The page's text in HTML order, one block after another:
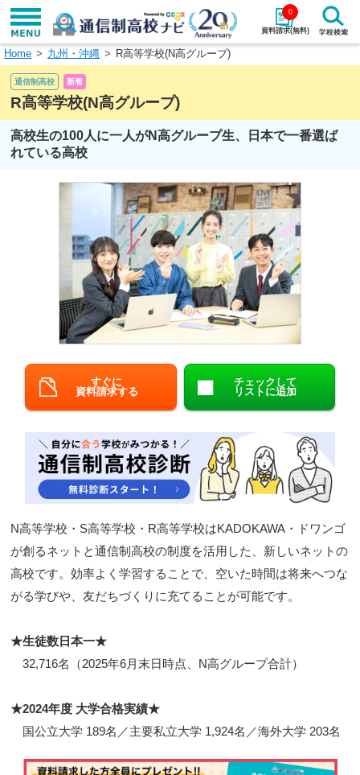
資料請求(無料)
0
学校名で探す
エリアから探す 特徴から探す
北海道・東北
北陸・甲信越
中国
九州・沖縄
閉じる
Home 九州・沖縄 R高等学校(N高グループ)
通信制高校 新着
R高等学校(N高グループ)
高校生の100人に一人がN高グループ生、日本で一番選ば
れている高校
すぐに
資料請求する
チェックして
リストに追加
N高等学校・S高等学校・R高等学校はKADOKAWA・ドワンゴ
が創るネットと通信制高校の制度を活用した、新しいネットの
高校です。効率よく学習することで、空いた時間は将来へつな
がる学びや、友だちづくりに充てることが可能です。
★生徒数日本一★
32,716名（2025年6月末日時点、N高グループ合計）
★2024年度 大学合格実績★
国公立大学 189名／主要私立大学 1,924名／海外大学 203名